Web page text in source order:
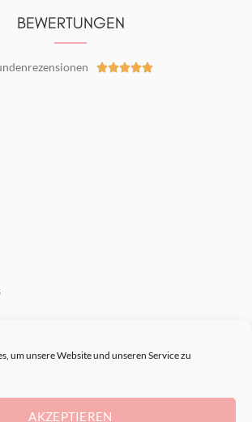
um unsere Website und unseren Service zu
AKZEPTIEREN
BEWERTUNGEN
